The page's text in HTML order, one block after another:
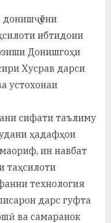
н
о
Н
о
и
р
ибтидоии
Донишгоҳи
Хусрав дарси
устохонаи
сифати таълиму
ҳадафҳои
ин навбат
таҳсилоти
технология
дарс гуфта
ва самаранок